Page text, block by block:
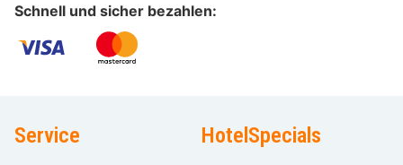
Schnell und sicher bezahlen:
Service HotelSpecials